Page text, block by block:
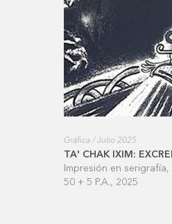
Gráfica / Julio 2025
TA' CHAK IXIM:
Impresión en
50 + 5 P.A., 2025